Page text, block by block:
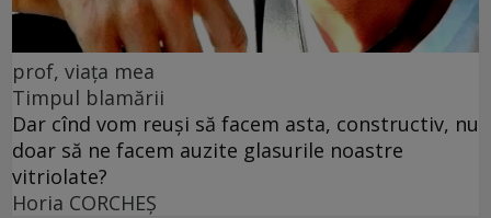
prof, viața mea
Timpul blamării
Dar cînd vom reuși să facem asta, constructiv, nu
doar să ne facem auzite glasurile noastre
vitriolate?
Horia CORCHEŞ